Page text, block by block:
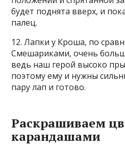
будет поднята вверх, и
палец.
12. Лапки у Кроша, по
Смешариками, очень
ведь наш герой высоко
поэтому ему и нужны
пару лап и готово.
Раскрашиваем
карандашами